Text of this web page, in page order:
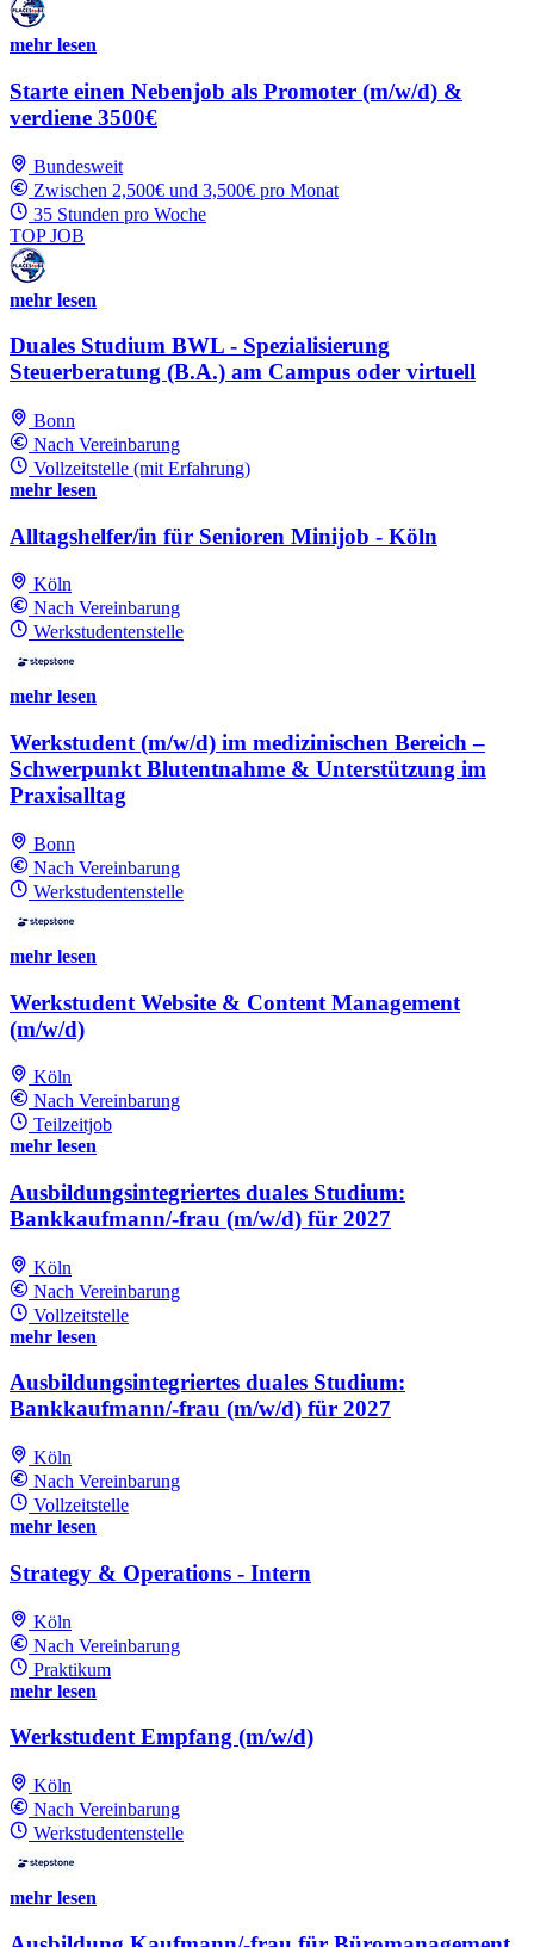
mehr lesen
Starte einen Nebenjob als Promoter (m/w/d) &
verdiene 3500€
Bundesweit
Zwischen 2,500€ und 3,500€ pro Monat
35 Stunden pro Woche
TOP JOB
mehr lesen
Duales Studium BWL - Spezialisierung
Steuerberatung (B.A.) am Campus oder virtuell
Bonn
Nach Vereinbarung
Vollzeitstelle (mit Erfahrung)
mehr lesen
Alltagshelfer/in für Senioren Minijob - Köln
Köln
Nach Vereinbarung
Werkstudentenstelle
mehr lesen
Werkstudent (m/w/d) im medizinischen Bereich –
Schwerpunkt Blutentnahme & Unterstützung im
Praxisalltag
Bonn
Nach Vereinbarung
Werkstudentenstelle
mehr lesen
Werkstudent Website & Content Management
(m/w/d)
Köln
Nach Vereinbarung
Teilzeitjob
mehr lesen
Ausbildungsintegriertes duales Studium:
Bankkaufmann/-frau (m/w/d) für 2027
Köln
Nach Vereinbarung
Vollzeitstelle
mehr lesen
Ausbildungsintegriertes duales Studium:
Bankkaufmann/-frau (m/w/d) für 2027
Köln
Nach Vereinbarung
Vollzeitstelle
mehr lesen
Strategy & Operations - Intern
Köln
Nach Vereinbarung
Praktikum
mehr lesen
Werkstudent Empfang (m/w/d)
Köln
Nach Vereinbarung
Werkstudentenstelle
mehr lesen